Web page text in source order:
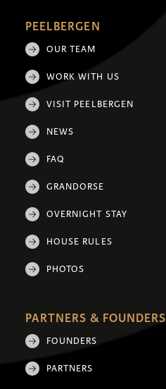
PEELBERGEN
OUR TEAM
WORK WITH US
VISIT PEELBERGEN
NEWS
FAQ
GRANDORSE
OVERNIGHT STAY
HOUSE RULES
PHOTOS
PARTNERS & FOUNDERS
FOUNDERS
PARTNERS